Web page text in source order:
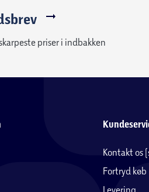
priser i indbakken
Kontakt os
Fortryd køb
Levering